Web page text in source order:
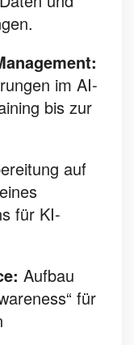
im AI-
bis zur
auf
für KI-
Aufbau
für